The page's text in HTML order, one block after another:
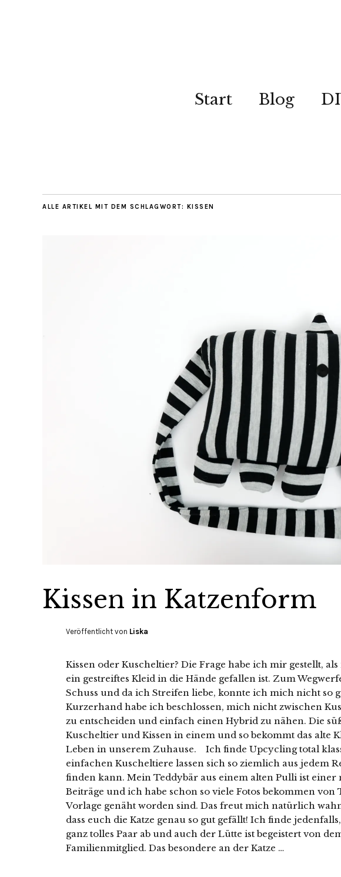
Start Blog
ALLE ARTIKEL MIT DEM SCHLAGWORT: KISSEN
Kissen in Katzenform
Veröffentlicht von Liska
Kissen oder Kuscheltier? Die Frage habe ich mir gestellt,
ein gestreiftes Kleid in die Hände gefallen ist. Zum
Schuss und da ich Streifen liebe, konnte ich mich nicht so
Kurzerhand habe ich beschlossen, mich nicht zwischen
zu entscheiden und einfach einen Hybrid zu nähen. Die
Kuscheltier und Kissen in einem und so bekommt das alte
Leben in unserem Zuhause. Ich finde Upcycling total
einfachen Kuscheltiere lassen sich so ziemlich aus jedem
finden kann. Mein Teddybär aus einem alten Pulli ist einer
Beiträge und ich habe schon so viele Fotos bekommen von
Vorlage genäht worden sind. Das freut mich natürlich
dass euch die Katze genau so gut gefällt! Ich finde
ganz tolles Paar ab und auch der Lütte ist begeistert von
Familienmitglied. Das besondere an der Katze …